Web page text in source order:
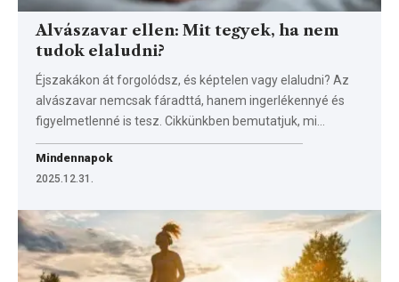
Alvászavar ellen: Mit tegyek, ha nem
tudok elaludni?
Éjszakákon át forgolódsz, és képtelen vagy elaludni? Az
alvászavar nemcsak fáradttá, hanem ingerlékennyé és
figyelmetlenné is tesz. Cikkünkben bemutatjuk, mi…
Mindennapok
2025.12.31.